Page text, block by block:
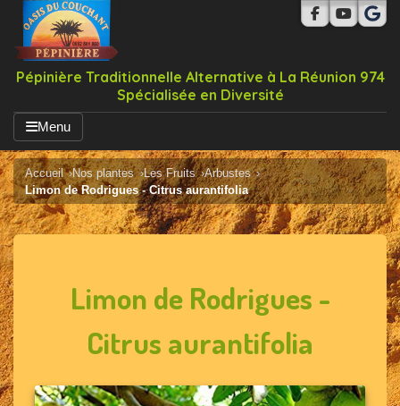
Pépinière Traditionnelle Alternative à La Réunion 974
Spécialisée en Diversité
Menu
Accueil Nos plantes Les Fruits
Arbustes
Limon de Rodrigues - Citrus aurantifolia
Limon de Rodrigues -
Citrus aurantifolia